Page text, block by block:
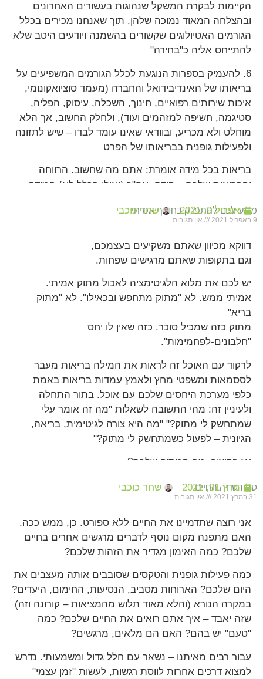
הקיימות לבקרת המשקל שנהוגות בעשורים האחרונים
ובהצלחה המאוד נמוכה שלהן. תוך שאנחנו מכירים בכלל
הגורמים האטיולוגים שקשורים בהשמנה ויודעים היטב שלא
להתייחס אליה כ"בחירה"
6. להעמיק בספרות הנוגעת לכלל הגורמים המשפיעים על
בריאותו של האינדיבידואל והחברה (מעמד סוציואקונומי,
איכות שירותים רפואיים, חינוך, השכלה, עיסוק, הפליה,
סטיגמה, חשיפה למזהמים ועוד), ולחלק החשוב, אך הלא
מוחלט ולא מכריע, ובוודאי שאינו עומד לבדו – שיש לתזונה
ולפעילות גופנית בבריאותו של הפרט
בריאות בכל מידה אומרת: אתם מה שחשוב. הרווחה
והבריאות שלכם – קודם. אח"כ (ואולי בכלל לא) המידה.
מגיע לכם להתפנק בחטיף אמיתי
9 באפריל 2021 אין תגובות
אפריל 9, 2021 שחר כוכבי
דווקא מכיוון שאתם משקיעים בעצמכם,
וגם בתקופות שאתם מרגישים שפחות.
יש לכם את מלוא הלגיטימציה לאכול מתוק אמיתי.
אמיתי ממש. לא "מתוק מתחפש ובכאילו". לא "מתוק
בריא"
מתוק כזה שמכיל סוכר. כזה שאין לו יחס
"חלבונים-לפחמימות".
לרקוד עם האוכל זה לראות את המילה בריאות מעבר
לססמאות ומשפטי מחץ ולאמץ עמדות בריאות באמת
כלפי מערכת היחסים שלכם עם אוכל. בתור התחלה
ולעיניין זה: מהי התשובה לשאלות "מה זה אומר עלי
שמתחשק לי מתוק?" "מה היא צורה לגיטימית, בריאה,
הגיונית – לפעול כשמתחשק לי מתוק?"
אז בקיצור, מה המתוק שלכם?
ספורט זה החיים
31 במרץ 2021 אין תגובות
מרץ 31, 2021 שחר כוכבי
אני רוצה שתדמיינו את החיים ללא ספורט. כן, ממש ככה.
האם מתפנה מקום נוסף לדברים מרגשים אחרים בחיים
שלכם? כמה האימון מגדיר את הזהות שלכם?
כמה פעילות גופנית והטקסים שסובבים אותה מעצבים את
היום שלכם? הארוחות מסביב, הנסיעות, החימום, היעדים?
במקרה הנורא (והלא מאוד תלוש מהמציאות – קורונה וזה)
שזה יאבד – איך אתם רואים את החיים שלכם? כמה
"טעם" יש בהם? האם הם מלאים, מרגשים?
עבור רבים מאיתנו – נשאר עם חלל גדול ומשמעותי. נדרש
למצוא דרכים אחרות לווסת רגשות, לעשות "זמן עצמי"